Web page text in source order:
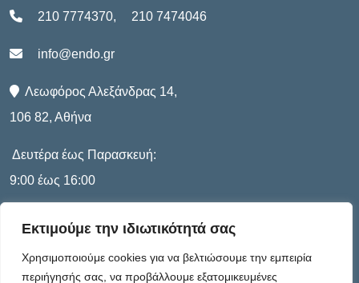
Εκτιμούμε την ιδιωτικότητά σας
Χρησιμοποιούμε cookies για να βελτιώσουμε την εμπειρία
περιήγησής σας, να προβάλλουμε εξατομικευμένες
210 7774370, 210 7474046
info@endo.gr
Λεωφόρος Αλεξάνδρας 14,
106 82, Αθήνα
Δευτέρα έως Παρασκευή:
9:00 έως 16:00
Πληροφορίες